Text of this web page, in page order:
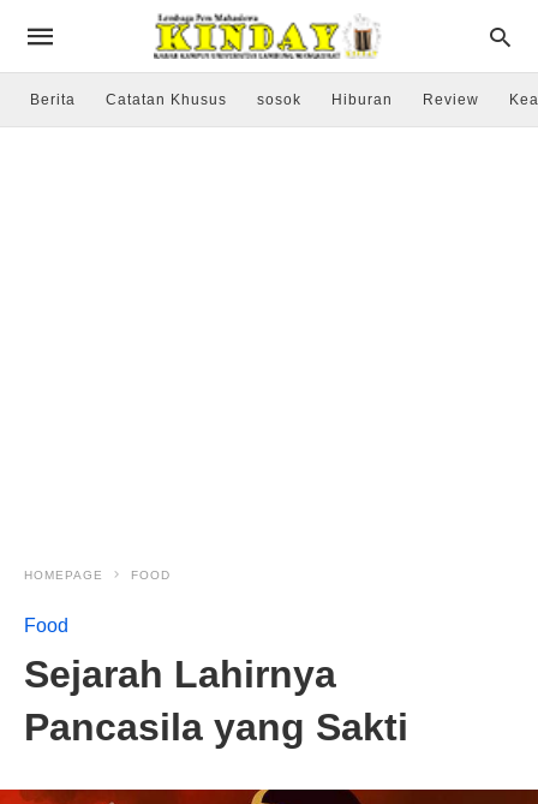
Berita Catatan Khusus sosok Hiburan Review
HOMEPAGE FOOD
Food
Sejarah Lahirnya
Pancasila yang Sakti